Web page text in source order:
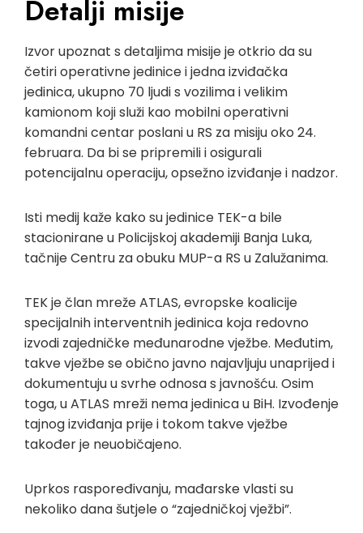
Detalji misije
Izvor upoznat s detaljima misije je otkrio da su
četiri operativne jedinice i jedna izviđačka
jedinica, ukupno 70 ljudi s vozilima i velikim
kamionom koji služi kao mobilni operativni
komandni centar poslani u RS za misiju oko 24.
februara. Da bi se pripremili i osigurali
potencijalnu operaciju, opsežno izviđanje i nadzor.
Isti medij kaže kako su jedinice TEK-a bile
stacionirane u Policijskoj akademiji Banja Luka,
tačnije Centru za obuku MUP-a RS u Zalužanima.
TEK je član mreže ATLAS, evropske koalicije
specijalnih interventnih jedinica koja redovno
izvodi zajedničke međunarodne vježbe. Međutim,
takve vježbe se obično javno najavljuju unaprijed i
dokumentuju u svrhe odnosa s javnošću. Osim
toga, u ATLAS mreži nema jedinica u BiH. Izvođenje
tajnog izviđanja prije i tokom takve vježbe
također je neuobičajeno.
Uprkos raspoređivanju, mađarske vlasti su
nekoliko dana šutjele o “zajedničkoj vježbi”.